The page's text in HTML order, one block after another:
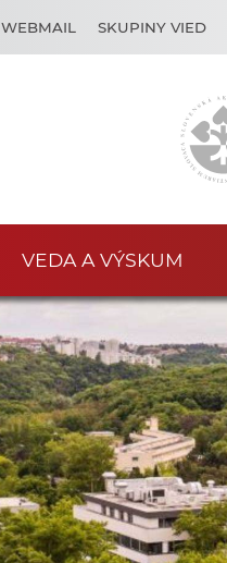
WEBMAIL SKUPINY VIED
VEDA A VÝSKUM